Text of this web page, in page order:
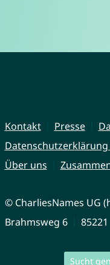
Sucht
Kontakt Presse
Über uns
© CharliesNames UG
Brahmsweg 6